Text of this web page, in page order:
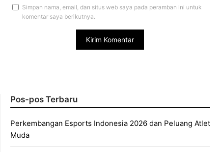
Simpan nama, email, dan situs web saya pada peramban ini untuk
komentar saya berikutnya.
Pos-pos Terbaru
Perkembangan Esports Indonesia 2026 dan Peluang Atlet
Muda